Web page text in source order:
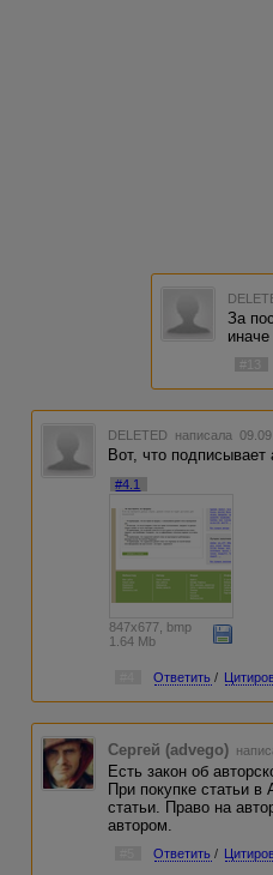
За
DELETED написала
Вот, что
#4.1
847x677, bmp
1.64 Mb
Ответить /
Сергей (advego)
Есть закон об
При покупке статьи
статьи. Право на
автором.
Ответить /